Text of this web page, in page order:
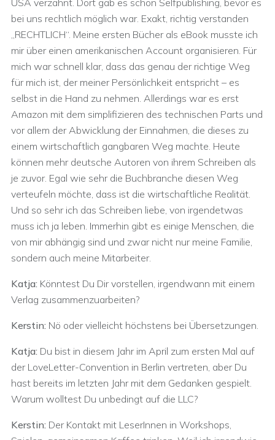
USA verzahnt. Dort gab es schon Selfpublishing, bevor es
bei uns rechtlich möglich war. Exakt, richtig verstanden
„RECHTLICH“. Meine ersten Bücher als eBook musste ich
mir über einen amerikanischen Account organisieren. Für
mich war schnell klar, dass das genau der richtige Weg
für mich ist, der meiner Persönlichkeit entspricht – es
selbst in die Hand zu nehmen. Allerdings war es erst
Amazon mit dem simplifizieren des technischen Parts und
vor allem der Abwicklung der Einnahmen, die dieses zu
einem wirtschaftlich gangbaren Weg machte. Heute
können mehr deutsche Autoren von ihrem Schreiben als
je zuvor. Egal wie sehr die Buchbranche diesen Weg
verteufeln möchte, dass ist die wirtschaftliche Realität.
Und so sehr ich das Schreiben liebe, von irgendetwas
muss ich ja leben. Immerhin gibt es einige Menschen, die
von mir abhängig sind und zwar nicht nur meine Familie,
sondern auch meine Mitarbeiter.
Katja: Könntest Du Dir vorstellen, irgendwann mit einem
Verlag zusammenzuarbeiten?
Kerstin: Nö oder vielleicht höchstens bei Übersetzungen.
Katja: Du bist in diesem Jahr im April zum ersten Mal auf
der LoveLetter-Convention in Berlin vertreten, aber Du
hast bereits im letzten Jahr mit dem Gedanken gespielt.
Warum wolltest Du unbedingt auf die LLC?
Kerstin: Der Kontakt mit LeserInnen in Workshops,